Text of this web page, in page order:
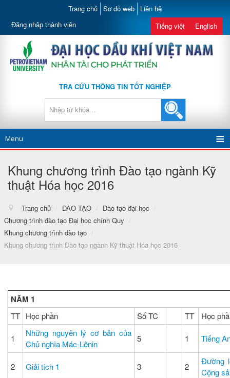
Trang chủ Sơ đồ web Liên hệ
Đăng nhập thành viên Tiếng việt English
TRA CỨU THÔNG TIN TỐT NGHIỆP
Menu
Khung chương trình Đào tạo ngành Kỹ
thuật Hóa học 2016
Trang chủ / ĐÀO TẠO / Đào tạo đại học
/
Chương trình đào tạo Đại học chính Quy
/
Khung chương trình đào tạo /
Khung chương trình Đào tạo ngành Kỹ thuật Hóa học 2016
NĂM 1
TT Học phần Số TC TT Học
1
Những nguyên lý cơ bản của
Chủ nghĩa Mác-Lênin
5 1 Tiếng
2 Giải tích 1 3 2
Đường
Cộng